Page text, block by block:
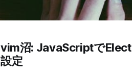
vim沼: JavaScriptで
設定